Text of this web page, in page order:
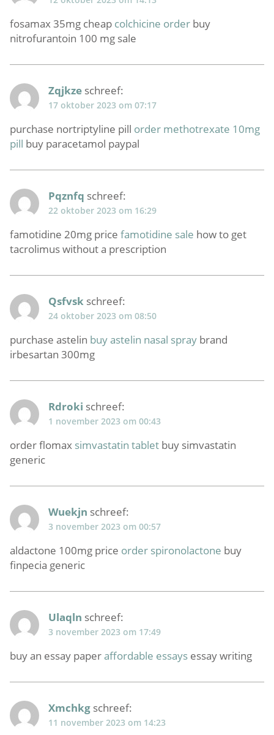
fosamax 35mg cheap colchicine order buy
nitrofurantoin 100 mg sale
Zqjkze schreef:
17 oktober 2023 om 07:17
purchase nortriptyline pill order methotrexate 10mg
pill buy paracetamol paypal
Pqznfq schreef:
22 oktober 2023 om 16:29
famotidine 20mg price famotidine sale how to get
tacrolimus without a prescription
Qsfvsk schreef:
24 oktober 2023 om 08:50
purchase astelin buy astelin nasal spray brand
irbesartan 300mg
Rdroki schreef:
1 november 2023 om 00:43
order flomax simvastatin tablet buy simvastatin
generic
Wuekjn schreef:
3 november 2023 om 00:57
aldactone 100mg price order spironolactone buy
finpecia generic
Ulaqln schreef:
3 november 2023 om 17:49
buy an essay paperaffordable essays essay writing
Xmchkg schreef:
11 november 2023 om 14:23